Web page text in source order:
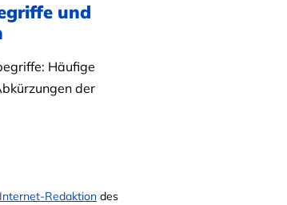
und
Häufige
der
Internet-Redaktion des